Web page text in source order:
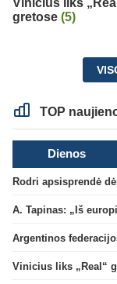
gretose (5)
TOP
Dienos
Rodri apsisprendė
Vinicius liks „Real“